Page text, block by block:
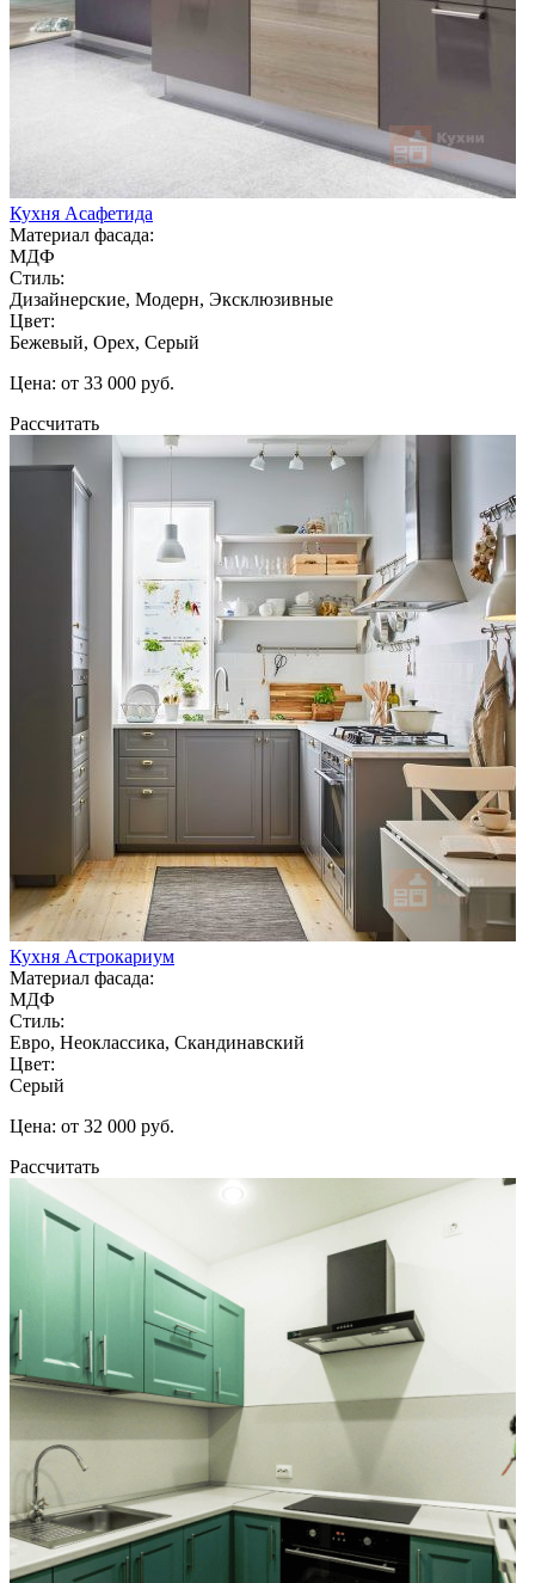
Кухня Асафетида
Материал фасада:
МДФ
Стиль:
Дизайнерские, Модерн, Эксклюзивные
Цвет:
Бежевый, Орех, Серый
Цена: от 33 000 руб.
Рассчитать
Кухня Астрокариум
Материал фасада:
МДФ
Стиль:
Евро, Неоклассика, Скандинавский
Цвет:
Серый
Цена: от 32 000 руб.
Рассчитать